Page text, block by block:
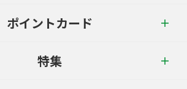
ポイントカード
特集